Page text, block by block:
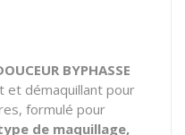
BYPHASSE
et démaquillant pour
formulé pour
de maquillage,